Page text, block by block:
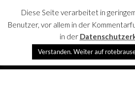
rotebrauseblogger
SPRINGE
Diese Seite verarbeitet in
Benutzer, vor allem in der
in der
Verstanden. Weiter auf